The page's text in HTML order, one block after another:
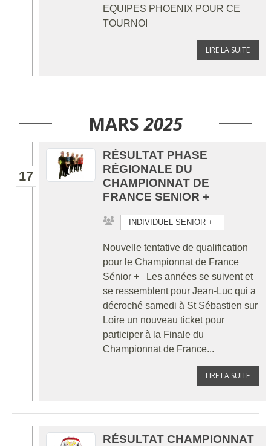
EQUIPES PHOENIX POUR CE
TOURNOI
LIRE LA SUITE
MARS 2025
17
RÉSULTAT PHASE
RÉGIONALE DU
CHAMPIONNAT DE
FRANCE SENIOR +
INDIVIDUEL SENIOR +
Nouvelle tentative de qualification
pour le Championnat de France
Sénior + Les années se suivent et
se ressemblent pour Jean-Luc qui a
décroché samedi à St Sébastien sur
Loire un nouveau ticket pour
participer à la Finale du
Championnat de France...
LIRE LA SUITE
RÉSULTAT CHAMPIONNAT